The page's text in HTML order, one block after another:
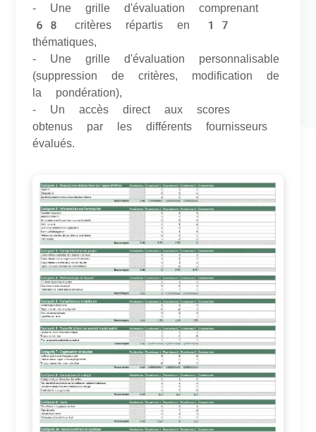
- Une grille d'évaluation comprenant
68 critères répartis en 17
thématiques,
- Une grille d'évaluation personnalisable
(suppression de critères, modification de
la pondération),
- Un accès direct aux scores
obtenus par les différents fournisseurs
évalués.